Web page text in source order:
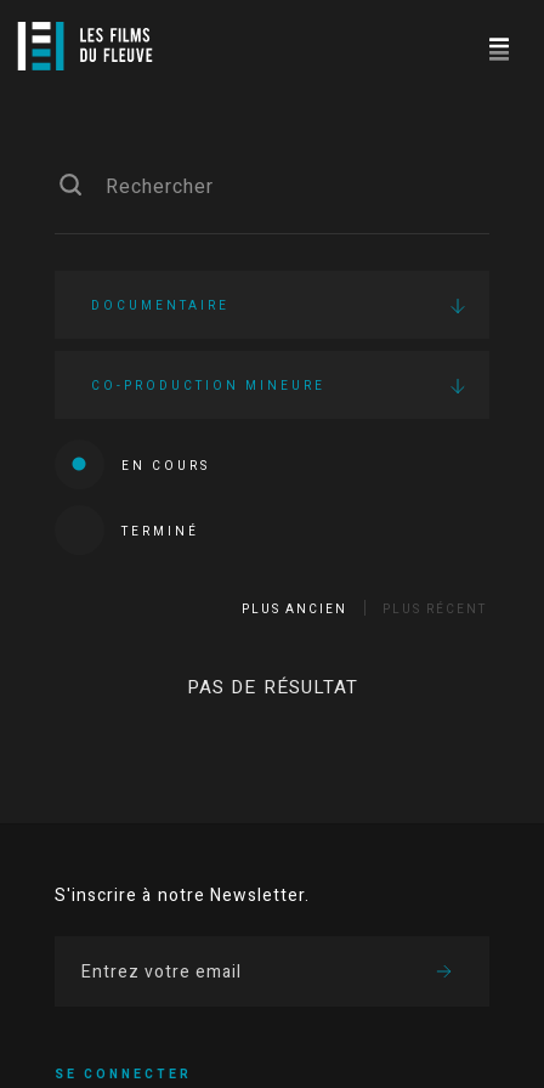
DOCUMENTAIRE
CO-PRODUCTION MINEURE
EN COURS
TERMINÉ
PLUS ANCIEN PLUS RÉCENT
PAS DE RÉSULTAT
S'inscrire à notre Newsletter.
SE CONNECTER